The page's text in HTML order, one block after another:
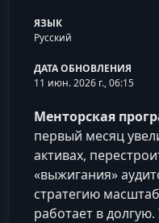
ЯЗЫК
Русский
ДАТА ОБНОВЛЕНИЯ
11 июн. 2026 г., 06:15
Менторская
первый месяц
активах,
«выжигания»
стратегию
работает в